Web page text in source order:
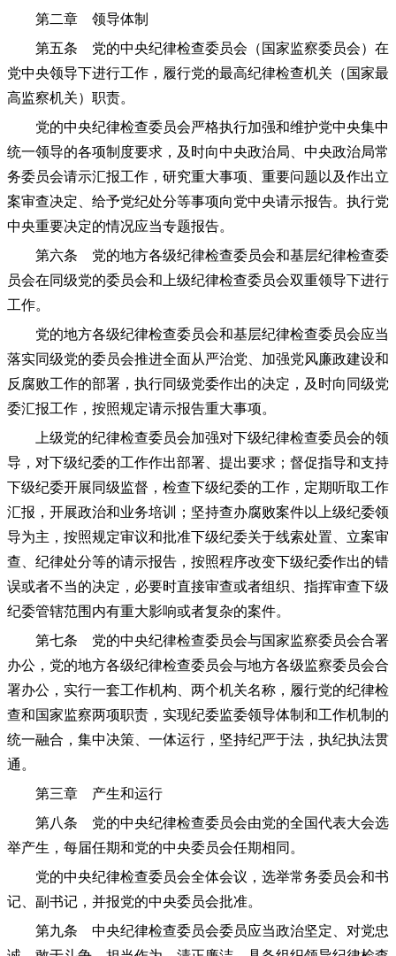
第二章 领导体制
第五条 党的中央纪律检查委员会（国家监察委员会）在
党中央领导下进行工作，履行党的最高纪律检查机关（国家最
高监察机关）职责。
党的中央纪律检查委员会严格执行加强和维护党中央集中
统一领导的各项制度要求，及时向中央政治局、中央政治局常
务委员会请示汇报工作，研究重大事项、重要问题以及作出立
案审查决定、给予党纪处分等事项向党中央请示报告。执行党
中央重要决定的情况应当专题报告。
第六条 党的地方各级纪律检查委员会和基层纪律检查委
员会在同级党的委员会和上级纪律检查委员会双重领导下进行
工作。
党的地方各级纪律检查委员会和基层纪律检查委员会应当
落实同级党的委员会推进全面从严治党、加强党风廉政建设和
反腐败工作的部署，执行同级党委作出的决定，及时向同级党
委汇报工作，按照规定请示报告重大事项。
上级党的纪律检查委员会加强对下级纪律检查委员会的领
导，对下级纪委的工作作出部署、提出要求；督促指导和支持
下级纪委开展同级监督，检查下级纪委的工作，定期听取工作
汇报，开展政治和业务培训；坚持查办腐败案件以上级纪委领
导为主，按照规定审议和批准下级纪委关于线索处置、立案审
查、纪律处分等的请示报告，按照程序改变下级纪委作出的错
误或者不当的决定，必要时直接审查或者组织、指挥审查下级
纪委管辖范围内有重大影响或者复杂的案件。
第七条 党的中央纪律检查委员会与国家监察委员会合署
办公，党的地方各级纪律检查委员会与地方各级监察委员会合
署办公，实行一套工作机构、两个机关名称，履行党的纪律检
查和国家监察两项职责，实现纪委监委领导体制和工作机制的
统一融合，集中决策、一体运行，坚持纪严于法，执纪执法贯
通。
第三章 产生和运行
第八条 党的中央纪律检查委员会由党的全国代表大会选
举产生，每届任期和党的中央委员会任期相同。
党的中央纪律检查委员会全体会议，选举常务委员会和书
记、副书记，并报党的中央委员会批准。
第九条 中央纪律检查委员会委员应当政治坚定、对党忠